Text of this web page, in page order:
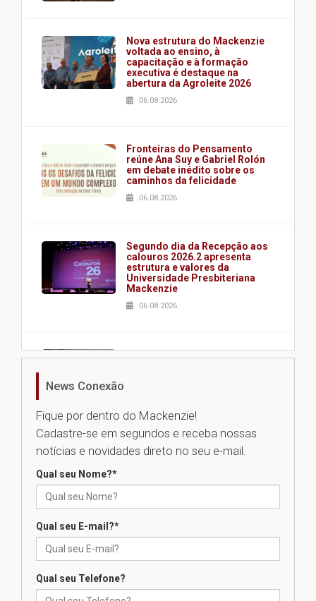
Nova estrutura do Mackenzie
voltada ao ensino, à
capacitação e à formação
executiva é destaque na
abertura da Agroleite 2026
06.08.2026
Fronteiras do Pensamento
reúne Ana Suy e Gabriel Rolón
em debate inédito sobre os
caminhos da felicidade
06.08.2026
Segundo dia da Recepção aos
calouros 2026.2 apresenta
estrutura e valores da
Universidade Presbiteriana
Mackenzie
06.08.2026
Nova apresentação do Centro
Universidade Mackenzie
realizará nova edição da Feira
das novas tecnologias em
News Conexão
Fique por dentro do Mackenzie!
Cadastre-se em segundos e receba nossas
notícias e novidades direto no seu e-mail.
Qual seu Nome?*
Qual seu E-mail?*
Qual seu Telefone?